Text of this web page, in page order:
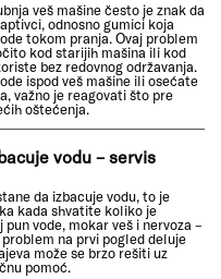
veš mašine često je znak da
odnosno gumici koja
tokom pranja. Ovaj problem
kod starijih mašina ili kod
bez redovnog održavanja.
ispod veš mašine ili osećate
važno je reagovati što pre
oštećenja.
vodu – servis
da izbacuje vodu, to je
kada shvatite koliko je
pun vode, mokar veš i nervoza –
na prvi pogled deluje
može se brzo rešiti uz
pomoć.